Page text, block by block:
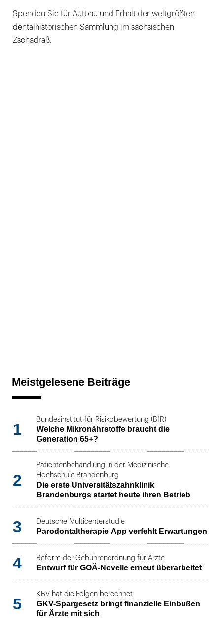
Spenden Sie für Aufbau und Erhalt der weltgrößten
dentalhistorischen Sammlung im sächsischen
Zschadraß.
Meistgelesene Beiträge
1
Bundesinstitut für Risikobewertung (BfR)
Welche Mikronährstoffe braucht die
Generation 65+?
2
Patientenbehandlung in der Medizinische
Hochschule Brandenburg
Die erste Universitätszahnklinik
Brandenburgs startet heute ihren Betrieb
3 Deutsche Multicenterstudie
Parodontaltherapie-App verfehlt Erwartungen
4 Reform der Gebührenordnung für Ärzte
Entwurf für GOÄ-Novelle erneut überarbeitet
5
KBV hat die Folgen berechnet
GKV-Spargesetz bringt finanzielle Einbußen
für Ärzte mit sich